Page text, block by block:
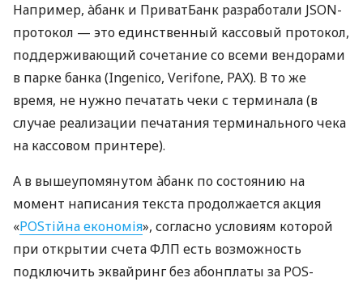
Например, àбанк и ПриватБанк разработали JSON-
протокол — это единственный кассовый протокол,
поддерживающий сочетание со всеми вендорами
в парке банка (Ingenico, Verifone, PAX). В то же
время, не нужно печатать чеки с терминала (в
случае реализации печатания терминального чека
на кассовом принтере).
А в вышеупомянутом àбанк по состоянию на
момент написания текста продолжается акция
«POSтійна економія», согласно условиям которой
при открытии счета ФЛП есть возможность
подключить эквайринг без абонплаты за POS-